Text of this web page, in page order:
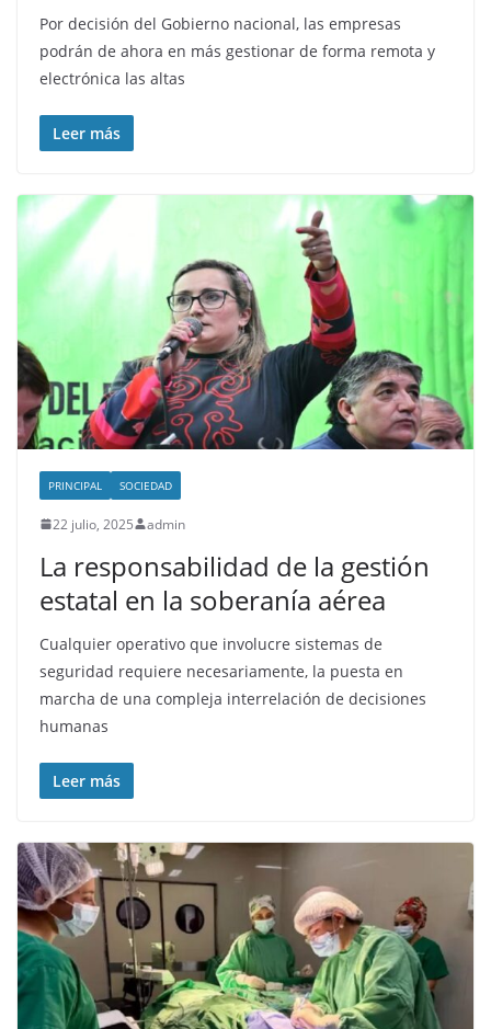
Por decisión del Gobierno nacional, las empresas
podrán de ahora en más gestionar de forma remota y
electrónica las altas
Leer más
PRINCIPAL SOCIEDAD
22 julio, 2025 admin
La responsabilidad de la gestión
estatal en la soberanía aérea
Cualquier operativo que involucre sistemas de
seguridad requiere necesariamente, la puesta en
marcha de una compleja interrelación de decisiones
humanas
Leer más